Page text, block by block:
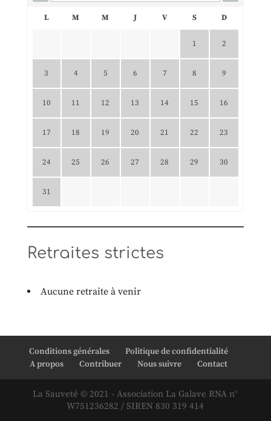
L M M J V S D
1 2
3 4 5 6 7 8 9
10 11 12 13 14 15 16
17 18 19 20 21 22 23
24 25 26 27 28 29 30
31
Retraites strictes
Aucune retraite à venir
Conditions générales
Politique de confidentialité
A propos
Contribuer Nous suivre Contact
La Sauveté © 2021 - Association La Galave RNA n°
W751236282 / SIREN 830 319 414